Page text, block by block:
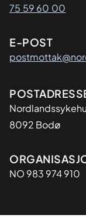
75 59 60 00
E-POST
Adresse
8092 Bodø
NO 983 974 910